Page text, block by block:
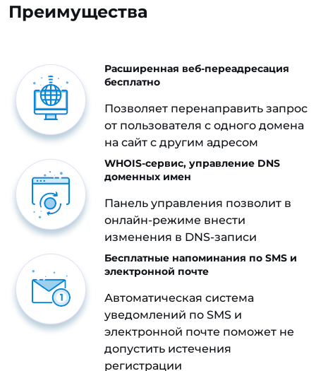
Преимущества
Расширенная веб-переадресация
бесплатно
Позволяет перенаправить запрос
от пользователя с одного домена
на сайт с другим адресом
WHOIS-сервис, управление DNS
доменных имен
Панель управления позволит в
онлайн-режиме внести
изменения в DNS-записи
Бесплатные напоминания по SMS и
электронной почте
Автоматическая система
уведомлений по SMS и
электронной почте поможет не
допустить истечения
регистрации